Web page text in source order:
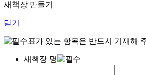
새책장 만들기
닫기
표가 있는 항목은 반드시 기재해
새책장 명